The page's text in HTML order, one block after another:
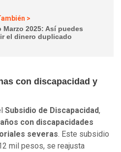
>
Marzo 2025: Así puedes
el dinero duplicado
con discapacidad y
Subsidio de Discapacidad,
con discapacidades
severas. Este subsidio
mil pesos, se reajusta